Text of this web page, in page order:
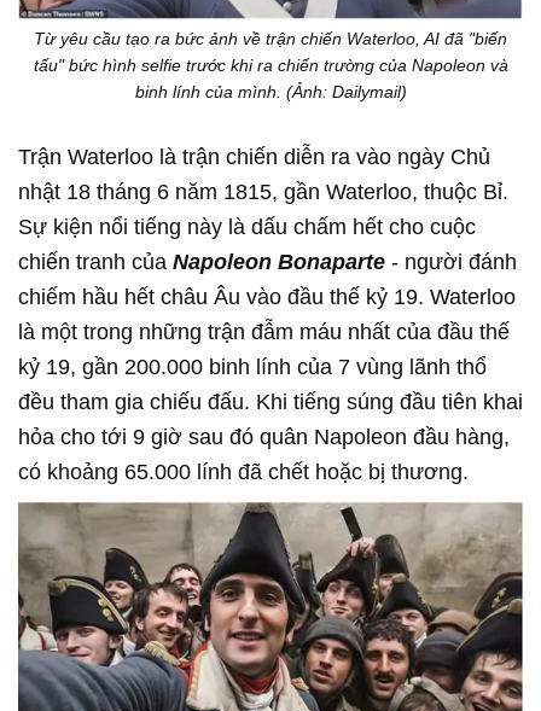
Từ yêu cầu tạo ra bức ảnh về trận chiến Waterloo, AI đã "biến
tấu" bức hình selfie trước khi ra chiến trường của Napoleon và
binh lính của mình. (Ảnh: Dailymail)
Trận Waterloo là trận chiến diễn ra vào ngày Chủ
nhật 18 tháng 6 năm 1815, gần Waterloo, thuộc Bỉ.
Sự kiện nổi tiếng này là dấu chấm hết cho cuộc
chiến tranh của Napoleon Bonaparte - người đánh
chiếm hầu hết châu Âu vào đầu thế kỷ 19. Waterloo
là một trong những trận đẫm máu nhất của đầu thế
kỷ 19, gần 200.000 binh lính của 7 vùng lãnh thổ
đều tham gia chiếu đấu. Khi tiếng súng đầu tiên khai
hỏa cho tới 9 giờ sau đó quân Napoleon đầu hàng,
có khoảng 65.000 lính đã chết hoặc bị thương.